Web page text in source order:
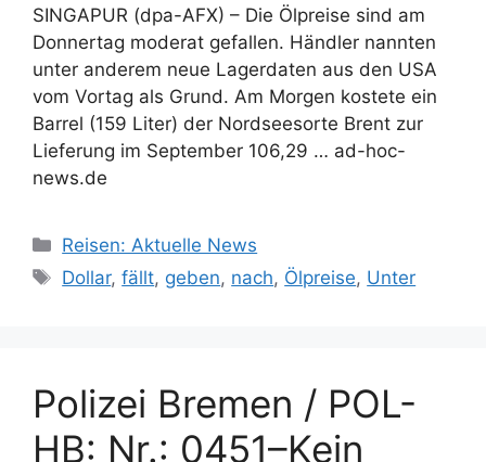
SINGAPUR (dpa-AFX) – Die Ölpreise sind am
Donnertag moderat gefallen. Händler nannten
unter anderem neue Lagerdaten aus den USA
vom Vortag als Grund. Am Morgen kostete ein
Barrel (159 Liter) der Nordseesorte Brent zur
Lieferung im September 106,29 … ad-hoc-
news.de
Kategorien
Reisen: Aktuelle News
Schlagwörter
Dollar,fällt, geben, nach, Ölpreise, Unter
Polizei Bremen / POL-
HB: Nr.: 0451–Kein